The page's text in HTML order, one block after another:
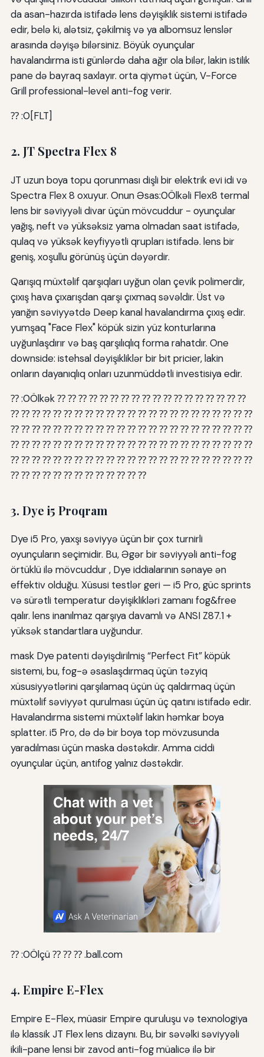
da asan-hazırda istifadə lens dəyişiklik sistemi istifadə
edir, belə ki, alətsiz, çəkilmiş və ya albomsuz lenslər
arasında dəyişə bilərsiniz. Böyük oyunçular
havalandırma isti günlərdə daha ağır ola bilər, lakin istilik
pane də bayraq saxlayır. orta qiymət üçün, V-Force
Grill professional-level anti-fog verir.
⁇ :0[FLT]
2. JT Spectra Flex 8
JT uzun boya topu qorunması dişli bir elektrik evi idi və
Spectra Flex 8 oxuyur. Onun Əsas:0Ölkəli Flex8 termal
lens bir səviyyəli divar üçün mövcuddur - oyunçular
yağış, neft və yüksəksiz yama olmadan saat istifadə,
qulaq və yüksək keyfiyyətli qrupları istifadə. lens bir
geniş, xoşullu görünüş üçün dəyərdir.
Qarışıq müxtəlif qarşıqları uyğun olan çevik polimerdir,
çıxış hava çıxarışdan qarşı çıxmaq səvəldir. Üst və
yanğın səviyyətdə Deep kanal havalandırma çıxış edir.
yumşaq "Face Flex" köpük sizin yüz konturlarına
uyğunlaşdırır və baş qarşılıqlıq forma rahatdır. One
downside: istehsal dəyişikliklər bir bit pricier, lakin
onların dayanıqlıq onları uzunmüddətli investisiya edir.
⁇ :0Ölkək ⁇ ⁇ ⁇ ⁇ ⁇ ⁇ ⁇ ⁇ ⁇ ⁇ ⁇ ⁇ ⁇ ⁇ ⁇ ⁇ ⁇ ⁇
⁇ ⁇ ⁇ ⁇ ⁇ ⁇ ⁇ ⁇ ⁇ ⁇ ⁇ ⁇ ⁇ ⁇ ⁇ ⁇ ⁇ ⁇ ⁇ ⁇ ⁇ ⁇ ⁇
⁇ ⁇ ⁇ ⁇ ⁇ ⁇ ⁇ ⁇ ⁇ ⁇ ⁇ ⁇ ⁇ ⁇ ⁇ ⁇ ⁇ ⁇ ⁇ ⁇ ⁇ ⁇ ⁇
⁇ ⁇ ⁇ ⁇ ⁇ ⁇ ⁇ ⁇ ⁇ ⁇ ⁇ ⁇ ⁇ ⁇ ⁇ ⁇ ⁇ ⁇ ⁇ ⁇ ⁇ ⁇ ⁇
⁇ ⁇ ⁇ ⁇ ⁇ ⁇ ⁇ ⁇ ⁇ ⁇ ⁇ ⁇ ⁇ ⁇ ⁇ ⁇ ⁇ ⁇ ⁇ ⁇ ⁇ ⁇ ⁇
⁇ ⁇ ⁇ ⁇ ⁇ ⁇ ⁇ ⁇ ⁇ ⁇ ⁇ ⁇ ⁇
3. Dye i5 Proqram
Dye i5 Pro, yaxşı səviyyə üçün bir çox turnirli
oyunçuların seçimidir. Bu, Əgər bir səviyyəli anti-fog
örtüklü ilə mövcuddur , Dye iddialarının sənaye ən
effektiv olduğu. Xüsusi testlər geri — i5 Pro, güc sprints
və sürətli temperatur dəyişiklikləri zamanı fog&free
qalır. lens inanılmaz qarşıya davamlı və ANSI Z87.1 +
yüksək standartlara uyğundur.
mask Dye patenti dəyişdirilmiş “Perfect Fit” köpük
sistemi, bu, fog-ə əsaslaşdırmaq üçün təzyiq
xüsusiyyətlərini qarşılamaq üçün üç qaldırmaq üçün
müxtəlif səviyyət qurulması üçün üç qatını istifadə edir.
Havalandırma sistemi müxtəlif lakin həmkar boya
splatter. i5 Pro, də də bir boya top mövzusunda
yaradılması üçün maska dəstəkdir. Amma ciddi
oyunçular üçün, antifog yalnız dəstəkdir.
⁇ :0Ölçü ⁇ ⁇ ⁇ .ball.com
4. Empire E-Flex
Empire E-Flex, müasir Empire quruluşu və texnologiya
ilə klassik JT Flex lens dizaynı. Bu, bir səvəlki səviyyəli
ikili-pane lensi bir zavod anti-fog müalicə ilə bir